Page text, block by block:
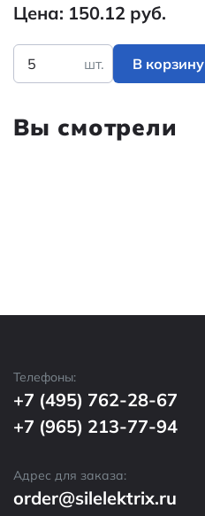
Цена: 150.12 руб.
шт. В корзину
Вы смотрели
Телефоны:
+7 (495) 762-28-67
+7 (965) 213-77-94
Адрес для заказа:
order@silelektrix.ru